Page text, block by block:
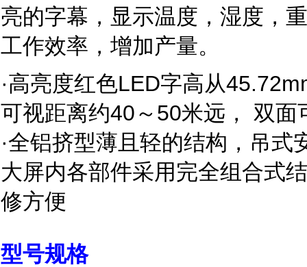
亮的字幕，显示温度，湿度，
工作效率，增加产量。
·高亮度红色LED字高从
可视距离约40～50米远， 双
·全铝挤型薄且轻的结构，吊式
大屏内各部件采用完全组合式
修方便
型号规格